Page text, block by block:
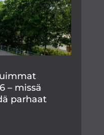
– missä
parhaat